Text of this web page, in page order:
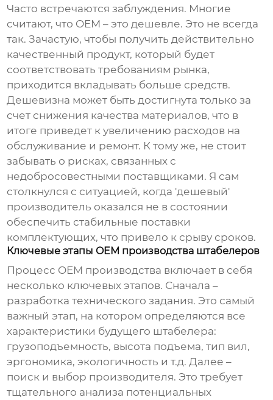
Часто встречаются заблуждения. Многие
считают, что OEM – это дешевле. Это не всегда
так. Зачастую, чтобы получить действительно
качественный продукт, который будет
соответствовать требованиям рынка,
приходится вкладывать больше средств.
Дешевизна может быть достигнута только за
счет снижения качества материалов, что в
итоге приведет к увеличению расходов на
обслуживание и ремонт. К тому же, не стоит
забывать о рисках, связанных с
недобросовестными поставщиками. Я сам
столкнулся с ситуацией, когда 'дешевый'
производитель оказался не в состоянии
обеспечить стабильные поставки
комплектующих, что привело к срыву сроков.
Ключевые этапы OEM производства штабелеров
Процесс OEM производства включает в себя
несколько ключевых этапов. Сначала –
разработка технического задания. Это самый
важный этап, на котором определяются все
характеристики будущего штабелера:
грузоподъемность, высота подъема, тип вил,
эргономика, экологичность и т.д. Далее –
поиск и выбор производителя. Это требует
тщательного анализа потенциальных